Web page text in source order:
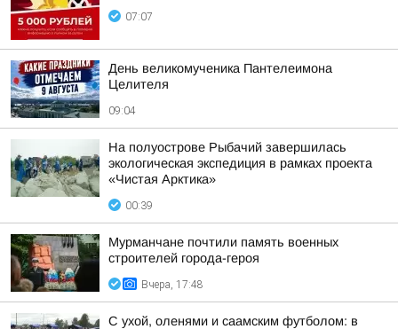
07:07
День великомученика Пантелеимона
Целителя
09:04
На полуострове Рыбачий завершилась
экологическая экспедиция в рамках проекта
«Чистая Арктика»
00:39
Мурманчане почтили память военных
строителей города-героя
Вчера, 17:48
С ухой, оленями и саамским футболом: в